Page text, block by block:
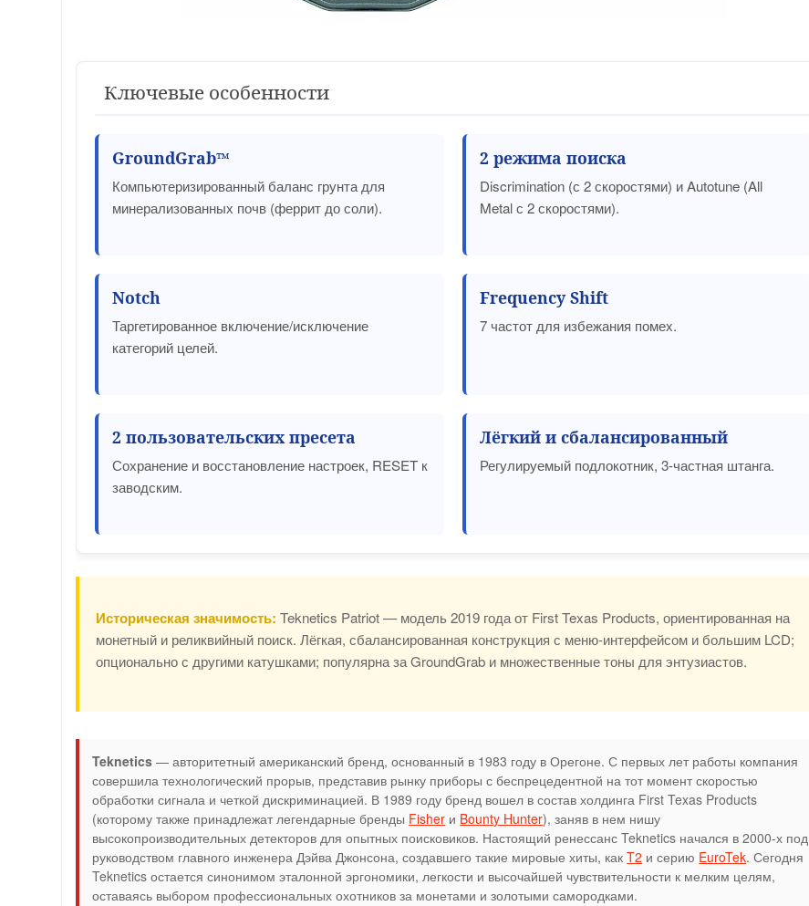
Ключевые особенности
GroundGrab™
Компьютеризированный баланс грунта для
минерализованных почв (феррит до соли).
2 режима поиска
Discrimination (с 2 скоростями) и Autotune (All
Metal с 2 скоростями).
Notch
Таргетированное включение/исключение
категорий целей.
Frequency Shift
7 частот для избежания помех.
2 пользовательских пресета
Сохранение и восстановление настроек, RESET к
заводским.
Лёгкий и сбалансированный
Регулируемый подлокотник, 3-частная штанга.
Историческая значимость: Teknetics Patriot — модель 2019 года от First Texas Products, ориентированная на
монетный и реликвийный поиск. Лёгкая, сбалансированная конструкция с меню-интерфейсом и большим LCD;
опционально с другими катушками; популярна за GroundGrab и множественные тоны для энтузиастов.
Teknetics — авторитетный американский бренд, основанный в 1983 году в Орегоне. С первых лет работы компания
совершила технологический прорыв, представив рынку приборы с беспрецедентной на тот момент скоростью
обработки сигнала и четкой дискриминацией. В 1989 году бренд вошел в состав холдинга First Texas Products
(которому также принадлежат легендарные бренды Fisher и Bounty Hunter), заняв в нем нишу
высокопроизводительных детекторов для опытных поисковиков. Настоящий ренессанс Teknetics начался в 2000-х под
руководством главного инженера Дэйва Джонсона, создавшего такие мировые хиты, какT2 и серию EuroTek. Сегодня
Teknetics остается синонимом эталонной эргономики, легкости и высочайшей чувствительности к мелким целям,
оставаясь выбором профессиональных охотников за монетами и золотыми самородками.